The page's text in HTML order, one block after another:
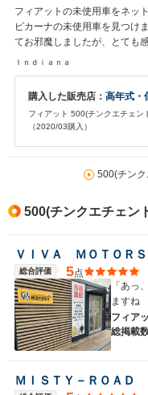
フィアットの未使用車をネッ
ピカーナの未使用車を見つけ
てお邪魔しましたが、とても
た。 下取り車の査定も、とて
Ｉｎｄｉａｎａ
購入した販売店： 高年式・
フィアット 500(チンクエチェン
（2020/03購入）
500(チン
500(チンクエチェン
ＶＩＶＡ ＭＯＴＯＲ
総合評価 5点
「あっ
ますね
フィア
総掲載
ＭＩＳＴＹ－ＲＯＡＤ